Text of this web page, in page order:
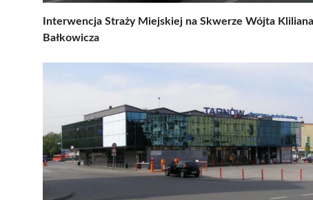
Interwencja Straży Miejskiej na Skwerze Wójta Kliliana
Bałkowicza